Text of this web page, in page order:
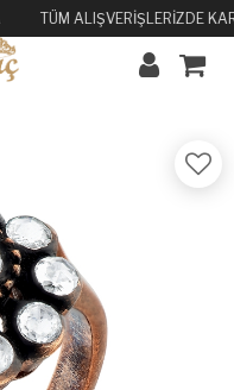
TÜM ALIŞVERİŞLERİZDE